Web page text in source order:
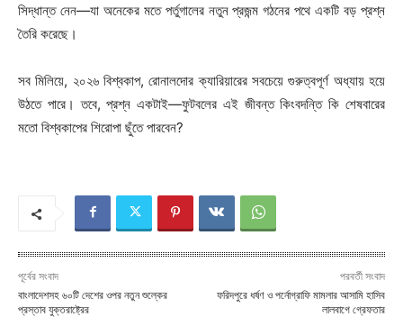
সিদ্ধান্ত নেন—যা অনেকের মতে পর্তুগালের নতুন প্রজন্ম গঠনের পথে একটি বড় প্রশ্ন
তৈরি করেছে।
সব মিলিয়ে, ২০২৬ বিশ্বকাপ, রোনালদোর ক্যারিয়ারের সবচেয়ে গুরুত্বপূর্ণ অধ্যায় হয়ে
উঠতে পারে। তবে, প্রশ্ন একটাই—ফুটবলের এই জীবন্ত কিংবদন্তি কি শেষবারের
মতো বিশ্বকাপের শিরোপা ছুঁতে পারবেন?
পূর্বের সংবাদ
বাংলাদেশসহ ৬০টি দেশের ওপর নতুন শুল্কের
প্রস্তাব যুক্তরাষ্ট্রের
পরবর্তী সংবাদ
ফরিদপুরে ধর্ষণ ও পর্নোগ্রাফি মামলার আসামি হাসিব
লালবাগে গ্রেফতার